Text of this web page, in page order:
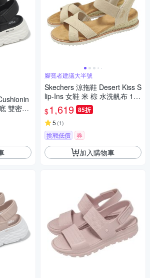
雙密度
腳寬者建議大半號
Skechers 涼拖鞋 Desert Kiss S
lip-Ins 女鞋 米 棕 水洗帆布 114
418NAT
$1,619 85折
5 (1)
挑戰低價 券
加入購物車